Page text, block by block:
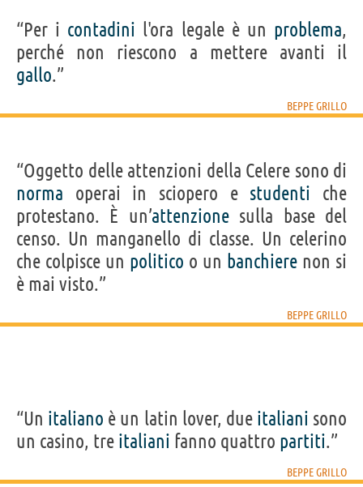
“Per i contadini l'ora legale è un problema,
perché non riescono a mettere avanti il
gallo.”
BEPPE GRILLO
“Oggetto delle attenzioni della Celere sono di
norma operai in sciopero e studenti che
protestano. È un’attenzionesulla base del
censo. Un manganello di classe. Un celerino
che colpisce un politico o un banchiere non si
è mai visto.”
BEPPE GRILLO
“Un italiano è un latin lover, due italiani sono
un casino, tre italiani fanno quattro partiti.”
BEPPE GRILLO